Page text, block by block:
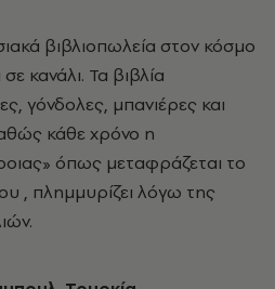
βιβλιοπωλεία στον κόσμο
κανάλι. Τα βιβλία
γόνδολες, μπανιέρες και
κάθε χρόνο η
όπως μεταφράζεται το
, πλημμυρίζει λόγω της